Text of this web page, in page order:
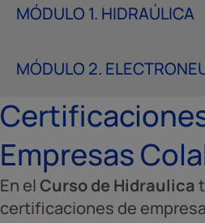
MÓDULO 1. HIDRAÚLICA
MÓDULO 2.
Empresas
En elCurso de Hidraulica
certificaciones de